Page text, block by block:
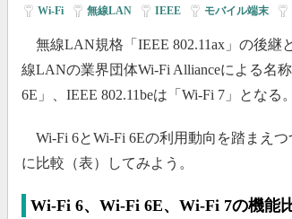
Wi-Fi 無線LAN IEEE モバイル端末
無線LAN規格「IEEE 802.11ax」の後継
線LANの業界団体Wi-Fi Allianceによる名
6E」、IEEE 802.11beは「Wi-Fi 7」となる。
Wi-Fi 6とWi-Fi 6Eの利用動向を踏まえつ
に比較（表）してみよう。
Wi-Fi 6、Wi-Fi 6E、Wi-Fi 7の機